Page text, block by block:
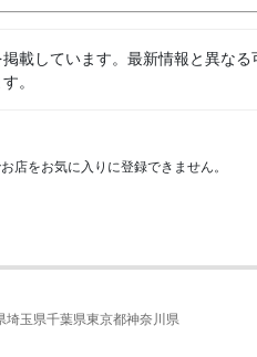
載しています。最新情報と異な
。
店をお気に入りに登録できません。
埼玉県千葉県東京都神奈川県